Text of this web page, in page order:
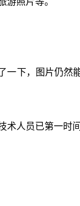
一下，图片仍然
人员已第一时间